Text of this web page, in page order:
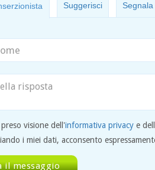
Suggerisci Segnala
visione dell'informativa privacy e
i miei dati, acconsento